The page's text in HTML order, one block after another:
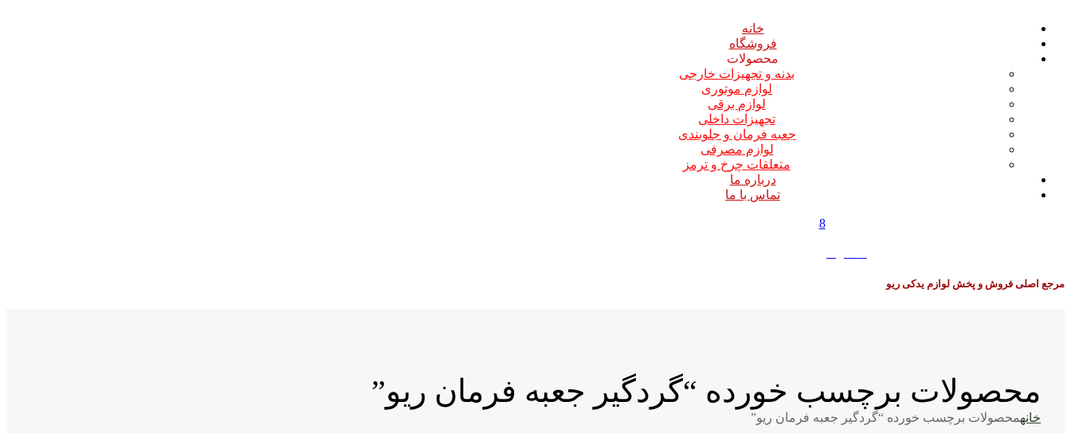
خانه
فروشگاه
محصولات
بدنه و تجهیزات خارجی
لوازم موتوری
لوازم برقی
تجهیزات داخلی
جعبه فرمان و جلوبندی
لوازم مصرفی
متعلقات چرخ و ترمز
درباره ما
تماس با ما
8
مرجع اصلی فروش و پخش لوازم یدکی ریو
محصولات برچسب خورده “گردگیر جعبه فرمان ریو”
خانهمحصولات برچسب خورده “گردگیر جعبه فرمان ریو”